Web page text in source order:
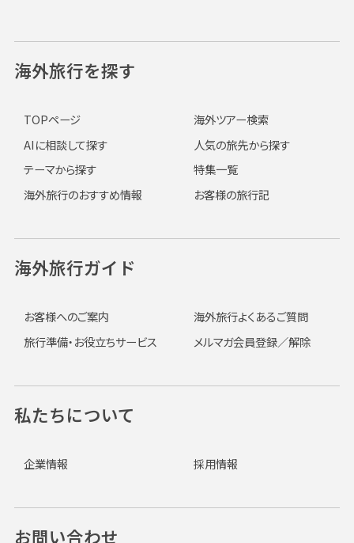
海外旅行を探す
TOPページ
海外ツアー検索
AIに相談して探す
人気の旅先から探す
テーマから探す
特集一覧
海外旅行のおすすめ情報
お客様の旅行記
海外旅行ガイド
お客様へのご案内
海外旅行よくあるご質問
旅行準備・お役立ちサービス
メルマガ会員登録／解除
私たちについて
企業情報 採用情報
お問い合わせ